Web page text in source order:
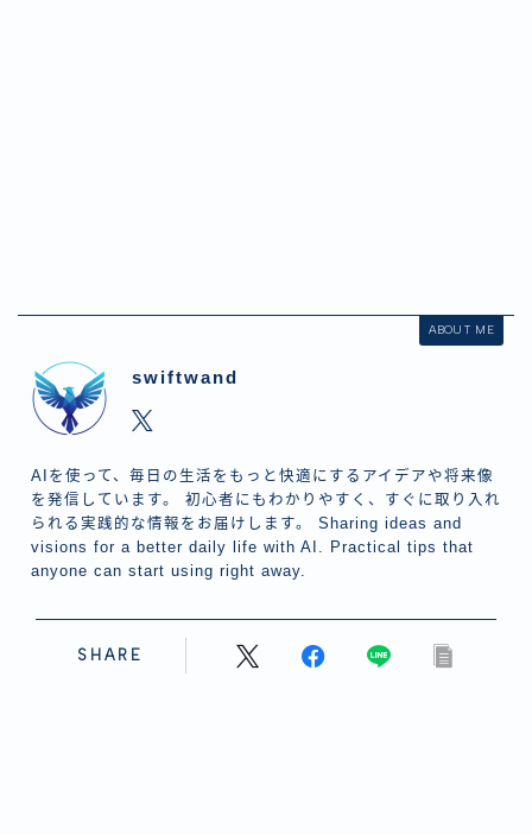
ABOUT ME
swiftwand
AIを使って、毎日の生活をもっと快適にするアイデアや将来像
を発信しています。 初心者にもわかりやすく、すぐに取り入れ
られる実践的な情報をお届けします。 Sharing ideas and
visions for a better daily life with AI. Practical tips that
anyone can start using right away.
SHARE